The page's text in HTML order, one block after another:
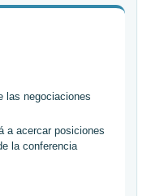
las negociaciones
a acercar posiciones
la conferencia